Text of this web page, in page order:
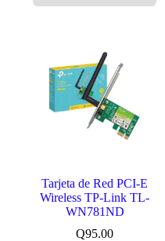
Tarjeta de Red PCI-E
Wireless TP-Link TL-
WN781ND
Q95.00